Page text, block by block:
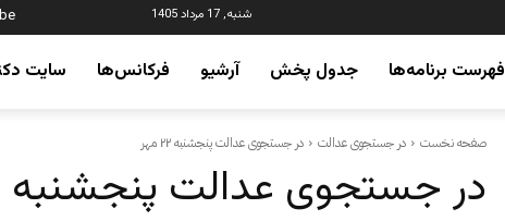
شنبه, 17 مرداد 1405
فهرست برنامه‌ها جدول پخش آرشیو فرکانس‌ها سایت
صفحه نخست در جستجوی عدالت در جستجوی عدالت پنجشنبه ۲۲ مهر
در جستجوی عدالت پنجشنبه ۲۲ مهر